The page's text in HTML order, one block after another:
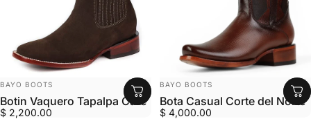
MARCA:
BAYO BOOTS
Botin Vaquero Tapalpa Cafe
$ 2,200.00
MARCA:
BAYO BOOTS
Bota Casual Corte del Norte
$ 4,000.00